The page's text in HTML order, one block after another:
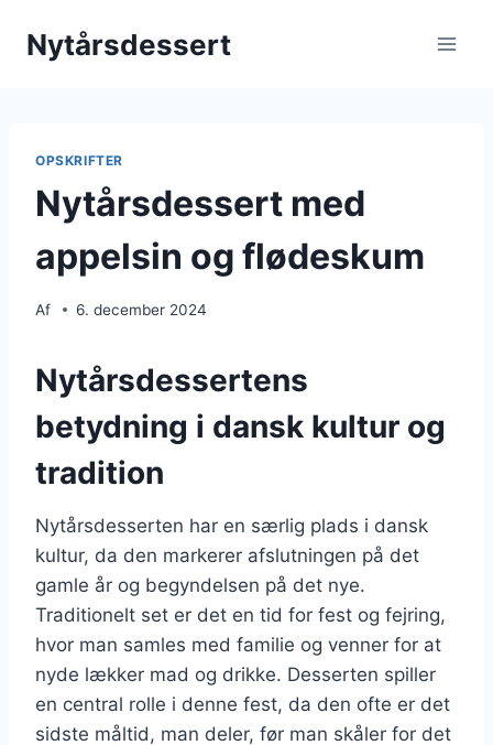
Nytårsdessert
OPSKRIFTER
Nytårsdessert med
appelsin og flødeskum
Af 6. december 2024
Nytårsdessertens
betydning i dansk kultur og
tradition
Nytårsdesserten har en særlig plads i dansk
kultur, da den markerer afslutningen på det
gamle år og begyndelsen på det nye.
Traditionelt set er det en tid for fest og fejring,
hvor man samles med familie og venner for at
nyde lækker mad og drikke. Desserten spiller
en central rolle i denne fest, da den ofte er det
sidste måltid, man deler, før man skåler for det